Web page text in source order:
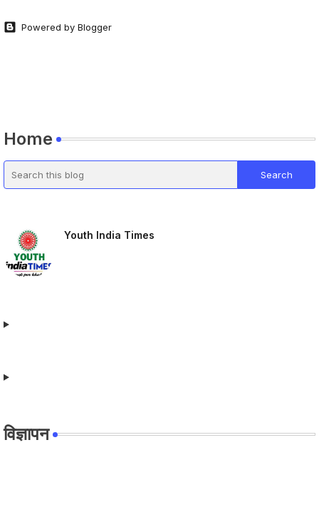
Powered by Blogger
Home
Youth India Times
विज्ञापन